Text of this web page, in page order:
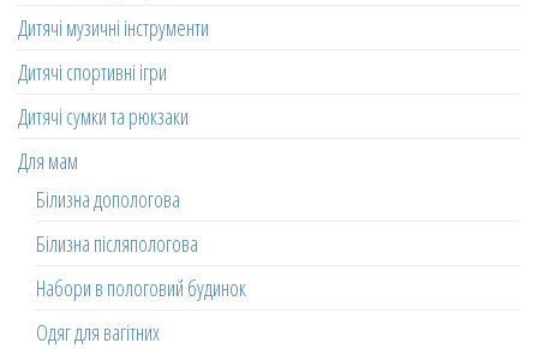
Дитячі музичні інструменти
Дитячі спортивні ігри
Дитячі сумки та рюкзаки
Для мам
Білизна допологова
Білизна післяпологова
Набори в пологовий будинок
Одяг для вагітних